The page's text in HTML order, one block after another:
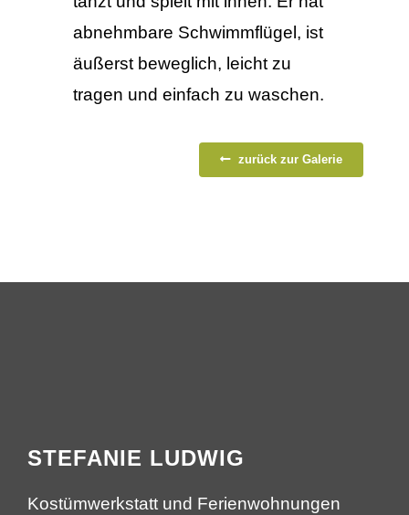
abnehmbare Schwimmflügel, ist
äußerst beweglich, leicht zu
tragen und einfach zu waschen.
zurück zur Galerie
STEFANIE LUDWIG
Kostümwerkstatt und Ferienwohnungen